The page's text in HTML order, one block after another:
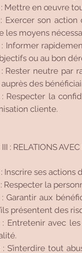
: Mettre en œuvre
: Exercer son
les moyens
: Informer
ou au bon
: Rester neutre par
des
: Respecter la
cliente.
III : RELATIONS
: Inscrire ses
: Respecter la
: Garantir aux
présentent des
: Entretenir avec
: S’interdire tout